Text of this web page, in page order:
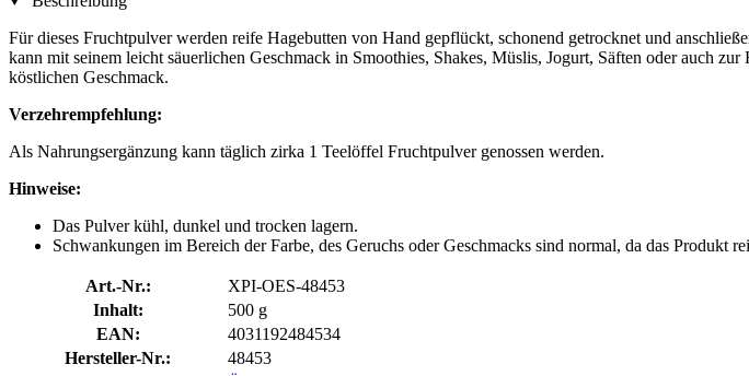
Für dieses Fruchtpulver werden reife Hagebutten von Hand gepflückt, schonend getrocknet und
kann mit seinem leicht säuerlichen Geschmack in Smoothies, Shakes, Müslis, Jogurt, Säften oder auch
köstlichen Geschmack.
Verzehrempfehlung:
Als Nahrungsergänzung kann täglich zirka 1 Teelöffel Fruchtpulver genossen werden.
Hinweise:
Das Pulver kühl, dunkel und trocken lagern.​​
Schwankungen im Bereich der Farbe, des Geruchs oder Geschmacks sind normal, da das Produkt
Art.-Nr.:
XPI-OES-48453
Inhalt:
500 g
EAN:
4031192484534
Hersteller-Nr.:
48453